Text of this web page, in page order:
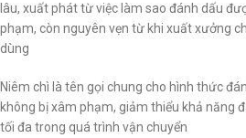
lâu, xuất phát từ việc làm sao đánh dấu
phạm, còn nguyên vẹn từ khi xuất xưởng
dùng
Niêm chì là tên gọi chung cho hình thức
không bị xâm phạm, giảm thiểu khả năng
tối đa trong quá trình vận chuyển